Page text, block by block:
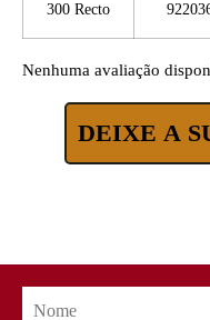
300 Recto
Nenhuma avaliação
DEIXE A